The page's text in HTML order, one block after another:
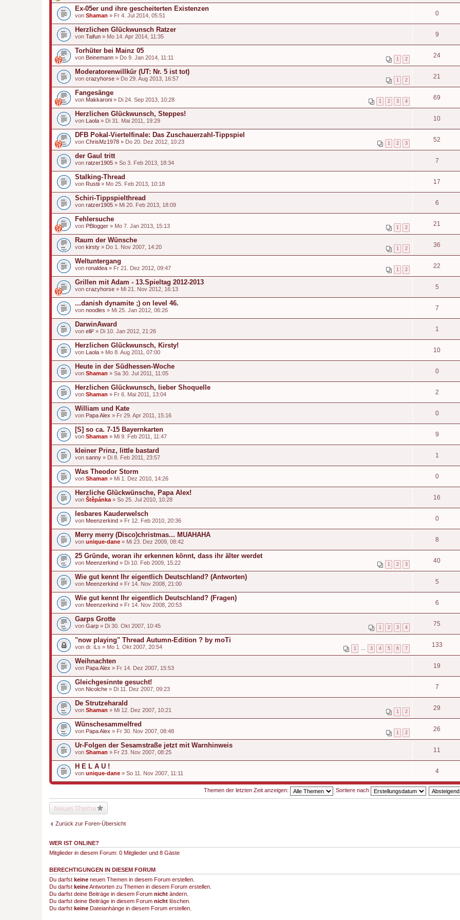
Ex-05er und ihre gescheiterten Existenzen
von Shaman » Fr 4. Jul 2014, 05:51 0
Herzlichen Glückwunsch Ratzer
von Taifun » Mo 14. Apr 2014, 11:35 9
Torhüter bei Mainz 05
1 2
von Beinemann » Do 9. Jan 2014, 11:11 24
Moderatorenwillkür (UT: Nr. 5 ist tot)
1 2
von crazyhorse » Do 29. Aug 2013, 16:57 21
Fangesänge
1 2 3 4
von Makkaroni » Di 24. Sep 2013, 10:28 69
Herzlichen Glückwunsch, Steppes!
von Laola » Di 31. Mai 2011, 19:29 10
DFB Pokal-Viertelfinale: Das Zuschauerzahl-Tippspiel
1 2 3
von ChrisMz1978 » Do 20. Dez 2012, 10:23 52
der Gaul tritt
von ratzer1905 » So 3. Feb 2013, 18:34 7
Stalking-Thread
von Rustii » Mo 25. Feb 2013, 10:18 17
Schiri-Tippspielthread
von ratzer1905 » Mi 20. Feb 2013, 18:09 6
Fehlersuche
1 2
von PBlogger » Mo 7. Jan 2013, 15:13 21
Raum der Wünsche
1 2
von kirsty » Do 1. Nov 2007, 14:20 36
Weltuntergang
1 2
von ronaldea » Fr 21. Dez 2012, 09:47 22
Grillen mit Adam - 13.Spieltag 2012-2013
von crazyhorse » Mi 21. Nov 2012, 16:13 5
...danish dynamite ;) on level 46.
von noodles » Mi 25. Jan 2012, 06:26 7
DarwinAward
von elli² » Di 10. Jan 2012, 21:26 1
Herzlichen Glückwunsch, Kirsty!
von Laola » Mo 8. Aug 2011, 07:00 10
Heute in der Südhessen-Woche
von Shaman » Sa 30. Jul 2011, 11:05 0
Herzlichen Glückwunsch, lieber Shoquelle
von Shaman » Fr 6. Mai 2011, 13:04 2
William und Kate
von Papa Alex » Fr 29. Apr 2011, 15:16 0
[S] so ca. 7-15 Bayernkarten
von Shaman » Mi 9. Feb 2011, 11:47 9
kleiner Prinz, little bastard
von sanny » Di 8. Feb 2011, 23:57 1
Was Theodor Storm
von Shaman » Mi 1. Dez 2010, 14:26 0
Herzliche Glückwünsche, Papa Alex!
von Štěpánka » So 25. Jul 2010, 10:28 16
lesbares Kauderwelsch
von Meenzerkind » Fr 12. Feb 2010, 20:36 0
Merry merry (Disco)christmas... MUAHAHA
von unique-dane » Mi 23. Dez 2009, 08:42 8
25 Gründe, woran ihr erkennen könnt, dass ihr älter werdet
1 2 3
von Meenzerkind » Di 10. Feb 2009, 15:22 40
Wie gut kennt Ihr eigentlich Deutschland? (Antworten)
von Meenzerkind » Fr 14. Nov 2008, 21:00 5
Wie gut kennt Ihr eigentlich Deutschland? (Fragen)
von Meenzerkind » Fr 14. Nov 2008, 20:53 6
Garps Grotte
1 2 3 4
von Garp » Di 30. Okt 2007, 10:45 75
"now playing" Thread Autumn-Edition ? by moTi
1 3 4 5 6 7
von dr. iLs » Mo 1. Okt 2007, 20:54 133
Weihnachten
von Papa Alex » Fr 14. Dez 2007, 15:53 19
Gleichgesinnte gesucht!
von Nicolche » Di 11. Dez 2007, 09:23 7
De Strutzeharald
1 2
von Shaman » Mi 12. Dez 2007, 10:21 29
Wünschesammelfred
1 2
von Papa Alex » Fr 30. Nov 2007, 08:48 26
Ur-Folgen der Sesamstraße jetzt mit Warnhinweis
von Shaman » Fr 23. Nov 2007, 08:25 11
H E L A U !
von unique-dane » So 11. Nov 2007, 11:11 4
Themen der letzten Zeit anzeigen: Sortiere nach
Neues Thema
Zurück zur Foren-Übersicht
WER IST ONLINE?
Mitglieder in diesem Forum: 0 Mitglieder und 8 Gäste
BERECHTIGUNGEN IN DIESEM FORUM
Du darfst keine neuen Themen in diesem Forum erstellen.
Du darfst keineAntworten zu Themen in diesem Forum erstellen.
Du darfst deine Beiträge in diesem Forum nicht ändern.
Du darfst deine Beiträge in diesem Forum nicht löschen.
Du darfst keine Dateianhänge in diesem Forum erstellen.